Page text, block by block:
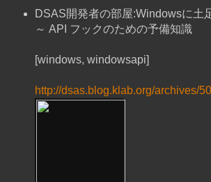
DSAS開発者の部屋:Windowsに土
～ API フックのための予備知識
[windows, windowsapi]
http://dsas.blog.klab.org/archives/